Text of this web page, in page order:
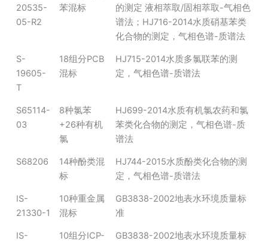
20535-
05-R2
苯混标
的测定 液相萃取/固相萃取-气相色
谱法；HJ716-2014水质硝基苯类
化合物的测定，气相色谱-质谱法
S-
19605-
T
18组分PCB
混标
HJ715-2014水质多氯联苯的测
定，气相色谱-质谱法
S65114-
03
8种氯苯
+26种有机
氯
HJ699-2014水质有机氯农药和氯
苯类化合物的测定，气相色谱-质
谱法
S68206
14种酚类混
标
HJ744-2015水质酚类化合物的测
定，气相色谱-质谱法
IS-
21330-1
10种重金属
混标
GB3838-2002地表水环境质量标
准
IS-
10组分ICP-
GB3838-2002地表水环境质量标